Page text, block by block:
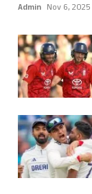
Admin Nov 6, 2025